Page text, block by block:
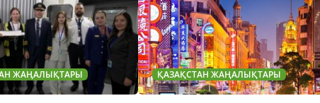
ЖАҢАЛЫҚТАРЫ ҚАЗАҚСТАН ЖАҢАЛЫҚТАРЫ